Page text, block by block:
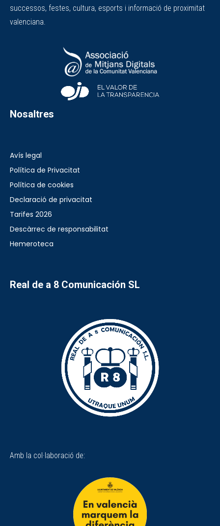
successos, festes, cultura, esports i informació de proximitat
valenciana.
Nosaltres
Avís legal
Política de Privacitat
Política de cookies
Declaració de privacitat
Tarifes 2026
Descàrrec de responsabilitat
Hemeroteca
Real de a 8 Comunicación SL
Amb la col·laboració de: